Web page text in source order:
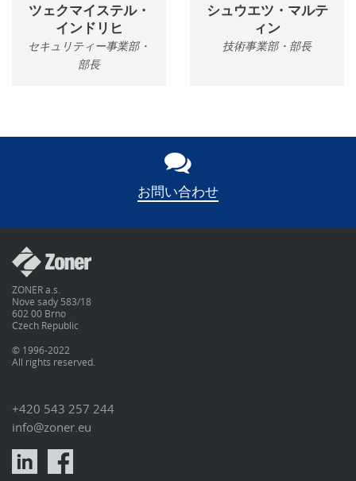
ツェクマイステル・
インドリヒ
セキュリティー事業部・
部長
シュウエツ・マルテ
ィン
技術事業部・部長
お問い合わせ
ZONER a.s.
Nove sady 583/18
602 00 Brno
Czech Republic
© 1996-2022
All rights reserved.
+420 543 257 244
info@zoner.eu